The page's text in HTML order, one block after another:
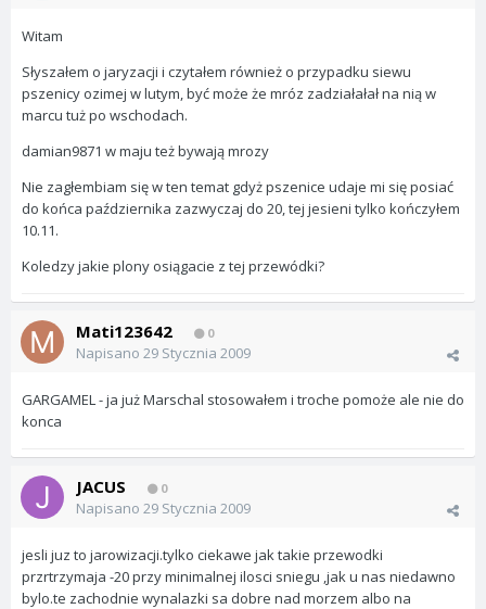
Witam
Słyszałem o jaryzacji i czytałem również o przypadku siewu
pszenicy ozimej w lutym, być może że mróz zadziałałał na nią w
marcu tuż po wschodach.
damian9871 w maju też bywają mrozy
Nie zagłembiam się w ten temat gdyż pszenice udaje mi się posiać
do końca października zazwyczaj do 20, tej jesieni tylko kończyłem
10.11.
Koledzy jakie plony osiągacie z tej przewódki?
Mati123642 0
Napisano 29 Stycznia 2009
GARGAMEL - ja już Marschal stosowałem i troche pomoże ale nie do
konca
JACUS 0
Napisano 29 Stycznia 2009
jesli juz to jarowizacji.tylko ciekawe jak takie przewodki
przrtrzymaja -20 przy minimalnej ilosci sniegu ,jak u nas niedawno
bylo.te zachodnie wynalazki sa dobre nad morzem albo na